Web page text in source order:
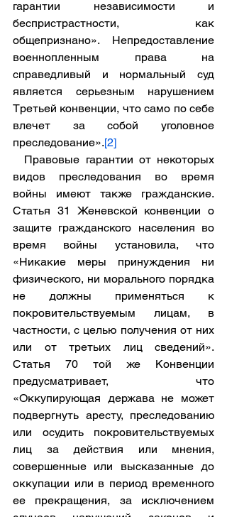
гарантии независимости и
беспристрастности, как
общепризнано». Непредоставление
военнопленным права на
справедливый и нормальный суд
является серьезным нарушением
Третьей конвенции, что само по себе
влечет за собой уголовное
преследование».[2]
Правовые гарантии от некоторых
видов преследования во время
войны имеют также гражданские.
Статья 31 Женевской конвенции о
защите гражданского населения во
время войны установила, что
«Никакие меры принуждения ни
физического, ни морального порядка
не должны применяться к
покровительствуемым лицам, в
частности, с целью получения от них
или от третьих лиц сведений».
Статья 70 той же Конвенции
предусматривает, что
«Оккупирующая держава не может
подвергнуть аресту, преследованию
или осудить покровительствуемых
лиц за действия или мнения,
совершенные или высказанные до
оккупации или в период временного
ее прекращения, за исключением